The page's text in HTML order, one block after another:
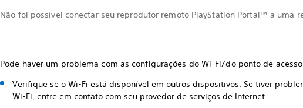
Não foi possível conectar seu reprodutor remoto PlayStation Portal™ a uma
Pode haver um problema com as configurações do Wi-Fi/do ponto de
Verifique se o Wi-Fi está disponível em outros dispositivos. Se tiver
Wi-Fi, entre em contato com seu provedor de serviços de Internet.